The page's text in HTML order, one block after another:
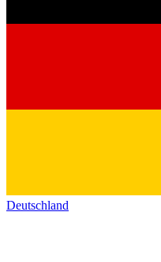
Deutschland